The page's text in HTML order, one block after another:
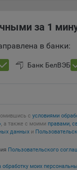
за 1
в банки:
Банк БелВЭБ
с условиями
, а также с моими правами,
данных и
Пользовательского
обработку моих